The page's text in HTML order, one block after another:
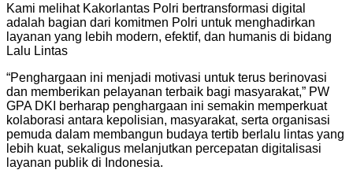
Kami melihat Kakorlantas Polri bertransformasi digital
adalah bagian dari komitmen Polri untuk menghadirkan
layanan yang lebih modern, efektif, dan humanis di bidang
Lalu Lintas
“Penghargaan ini menjadi motivasi untuk terus berinovasi
dan memberikan pelayanan terbaik bagi masyarakat,” PW
GPA DKI berharap penghargaan ini semakin memperkuat
kolaborasi antara kepolisian, masyarakat, serta organisasi
pemuda dalam membangun budaya tertib berlalu lintas yang
lebih kuat, sekaligus melanjutkan percepatan digitalisasi
layanan publik di Indonesia.